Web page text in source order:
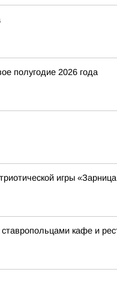
полугодие 2026 года
игры
кафе и